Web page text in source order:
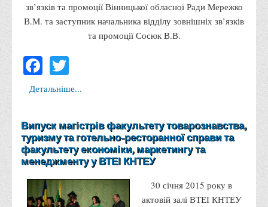
Інноваційної економіки та цифрових технологій
Психології
Обліку та оподаткування
Фінансів
Відділи
Реклами та зв'язків з громадськістю
Наукової роботи та міжнародної співпраці
Здобутки студентів
Матеріали наукових конференцій та вебінарів
зв’язків та промоції Вінницької обласної Ради Мережко
В.М. та заступник начальника відділу зовнішніх зв’язків
та промоції Сосюк В.В.
Facebook
Детальніше...
Випуск магістрів факультету товарознавства,
туризму та готельно-ресторанної справи та
факультету економіки, маркетингу та
менеджменту у ВТЕІ КНТЕУ
30 січня 2015 року в
актовій залі ВТЕІ КНТЕУ